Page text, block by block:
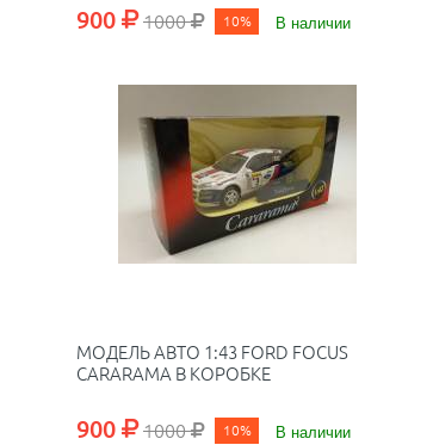
900 1000 10% В наличии
МОДЕЛЬ АВТО 1:43 FORD FOCUS
CARARAMA В КОРОБКЕ
900 1000 10% В наличии